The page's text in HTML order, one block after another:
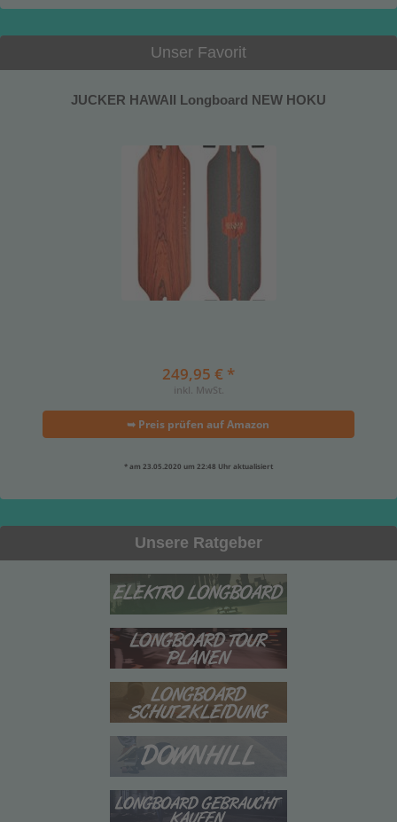
Unser Favorit
JUCKER HAWAII Longboard NEW HOKU
249,95 € *
inkl. MwSt.
➥ Preis prüfen auf Amazon
* am 23.05.2020 um 22:48 Uhr aktualisiert
Unsere Ratgeber